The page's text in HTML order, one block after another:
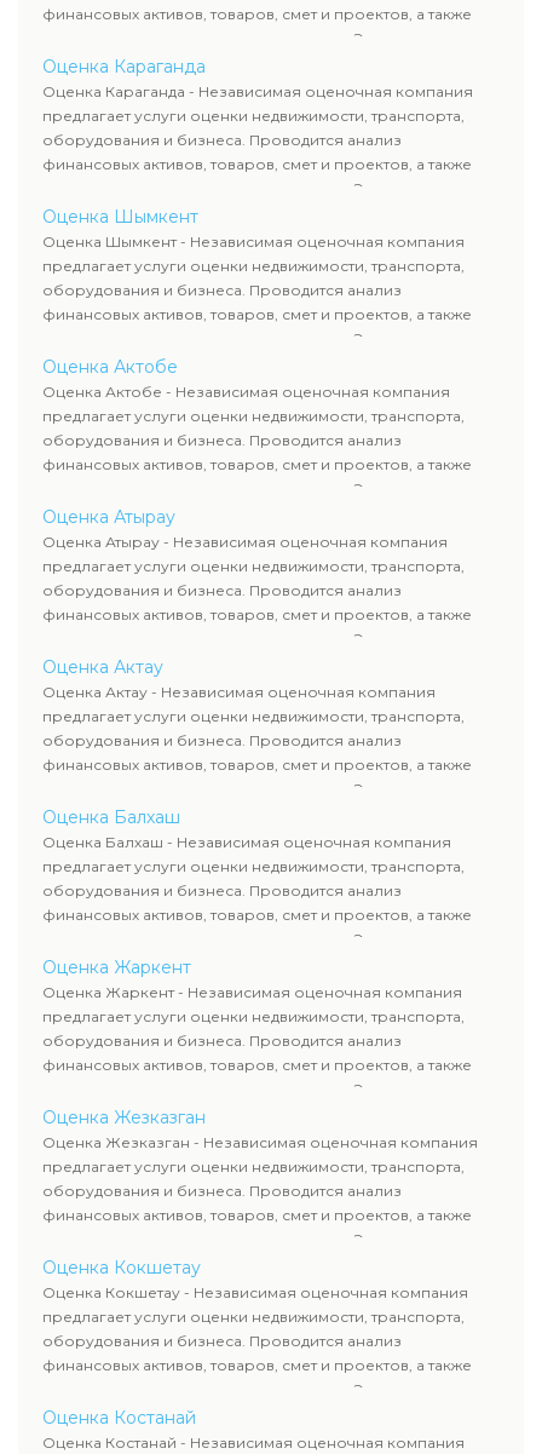
финансовых активов, товаров, смет и проектов, а также
оценка животных и недропользования. Эксперты
определяют рыночную стоимость имущества и
рассчитывают ущерб. Все отчеты соответствуют
требованиям законодательства и используются для
сделок, кредитования и судебных процессов.
Оценка Караганда
Оценка Караганда - Независимая оценочная компания
предлагает услуги оценки недвижимости, транспорта,
оборудования и бизнеса. Проводится анализ
финансовых активов, товаров, смет и проектов, а также
оценка животных и недропользования. Эксперты
определяют рыночную стоимость имущества и
рассчитывают ущерб. Все отчеты соответствуют
требованиям законодательства и используются для
сделок, кредитования и судебных процессов.
Оценка Шымкент
Оценка Шымкент - Независимая оценочная компания
предлагает услуги оценки недвижимости, транспорта,
оборудования и бизнеса. Проводится анализ
финансовых активов, товаров, смет и проектов, а также
оценка животных и недропользования. Эксперты
определяют рыночную стоимость имущества и
рассчитывают ущерб. Все отчеты соответствуют
требованиям законодательства и используются для
сделок, кредитования и судебных процессов.
Оценка Актобе
Оценка Актобе - Независимая оценочная компания
предлагает услуги оценки недвижимости, транспорта,
оборудования и бизнеса. Проводится анализ
финансовых активов, товаров, смет и проектов, а также
оценка животных и недропользования. Эксперты
определяют рыночную стоимость имущества и
рассчитывают ущерб. Все отчеты соответствуют
требованиям законодательства и используются для
сделок, кредитования и судебных процессов.
Оценка Атырау
Оценка Атырау - Независимая оценочная компания
предлагает услуги оценки недвижимости, транспорта,
оборудования и бизнеса. Проводится анализ
финансовых активов, товаров, смет и проектов, а также
оценка животных и недропользования. Эксперты
определяют рыночную стоимость имущества и
рассчитывают ущерб. Все отчеты соответствуют
требованиям законодательства и используются для
сделок, кредитования и судебных процессов.
Оценка Актау
Оценка Актау - Независимая оценочная компания
предлагает услуги оценки недвижимости, транспорта,
оборудования и бизнеса. Проводится анализ
финансовых активов, товаров, смет и проектов, а также
оценка животных и недропользования. Эксперты
определяют рыночную стоимость имущества и
рассчитывают ущерб. Все отчеты соответствуют
требованиям законодательства и используются для
сделок, кредитования и судебных процессов.
Оценка Балхаш
Оценка Балхаш - Независимая оценочная компания
предлагает услуги оценки недвижимости, транспорта,
оборудования и бизнеса. Проводится анализ
финансовых активов, товаров, смет и проектов, а также
оценка животных и недропользования. Эксперты
определяют рыночную стоимость имущества и
рассчитывают ущерб. Все отчеты соответствуют
требованиям законодательства и используются для
сделок, кредитования и судебных процессов.
Оценка Жаркент
Оценка Жаркент - Независимая оценочная компания
предлагает услуги оценки недвижимости, транспорта,
оборудования и бизнеса. Проводится анализ
финансовых активов, товаров, смет и проектов, а также
оценка животных и недропользования. Эксперты
определяют рыночную стоимость имущества и
рассчитывают ущерб. Все отчеты соответствуют
требованиям законодательства и используются для
сделок, кредитования и судебных процессов.
Оценка Жезказган
Оценка Жезказган - Независимая оценочная компания
предлагает услуги оценки недвижимости, транспорта,
оборудования и бизнеса. Проводится анализ
финансовых активов, товаров, смет и проектов, а также
оценка животных и недропользования. Эксперты
определяют рыночную стоимость имущества и
рассчитывают ущерб. Все отчеты соответствуют
требованиям законодательства и используются для
сделок, кредитования и судебных процессов.
Оценка Кокшетау
Оценка Кокшетау - Независимая оценочная компания
предлагает услуги оценки недвижимости, транспорта,
оборудования и бизнеса. Проводится анализ
финансовых активов, товаров, смет и проектов, а также
оценка животных и недропользования. Эксперты
определяют рыночную стоимость имущества и
рассчитывают ущерб. Все отчеты соответствуют
Оценка Костанай
Оценка Костанай - Независимая оценочная компания